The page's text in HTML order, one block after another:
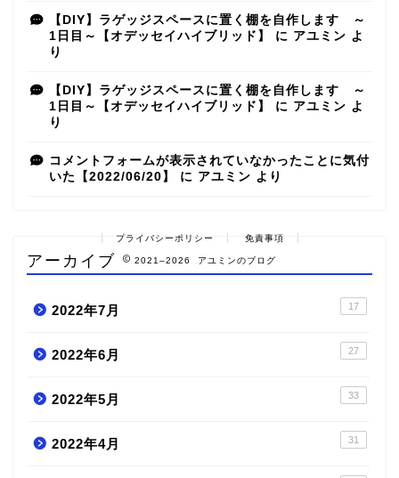
【DIY】ラゲッジスペースに置く棚を自作します ～
1日目～【オデッセイハイブリッド】
に アユミン よ
り
【DIY】ラゲッジスペースに置く棚を自作します ～
1日目～【オデッセイハイブリッド】
に アユミン よ
り
コメントフォームが表示されていなかったことに気付
いた【2022/06/20】
に アユミン より
アーカイブ
2022年7月 17
2022年6月 27
2022年5月 33
2022年4月 31
プライバシーポリシー 免責事項
2021–2026 アユミンのブログ